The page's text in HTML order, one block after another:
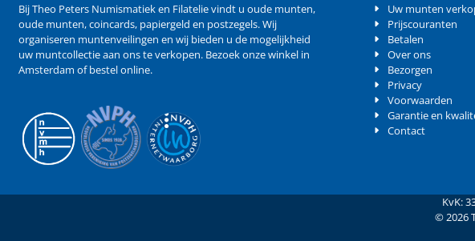
Bij Theo Peters Numismatiek en Filatelie vindt u oude munten,
oude munten,coincards, papiergeld en postzegels. Wij
organiseren muntenveilingen en wij bieden u de mogelijkheid
uw muntcollectie aan ons te verkopen. Bezoek onze winkel in
Amsterdam of bestel online.
Uw munten
Prijscouranten
Betalen
Over ons
Bezorgen
Privacy
Voorwaarden
Garantie en
Contact
KvK:
©2026